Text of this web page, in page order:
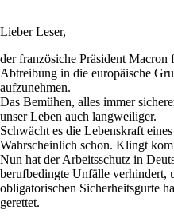
Lieber Leser,
der französiche Präsident Macron
Abtreibung in die europäische
aufzunehmen.
Das Bemühen, alles immer
unser Leben auch langweiliger.
Schwächt es die Lebenskraft
Wahrscheinlich schon. Klingt
Nun hat der Arbeitsschutz in
berufbedingte Unfälle verhindert,
obligatorischen Sicherheitsgurte
gerettet.